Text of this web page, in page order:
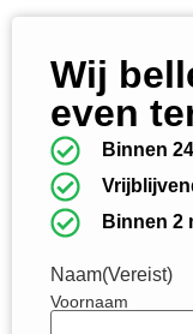
Wij
even
Binnen
Binnen 2
Naam(Vereist)
Voornaam